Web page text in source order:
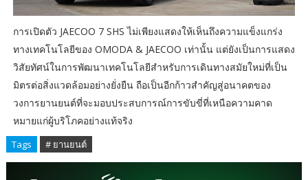
การเปิดตัว JAECOO 7 SHS ไม่เพียงแสดงให้เห็นถึงความแข็งแกร่ง
ทางเทคโนโลยีของ OMODA & JAECOO เท่านั้น แต่ยังเป็นการแสดง
วิสัยทัศน์ในการพัฒนาเทคโนโลยีสำหรับการเดินทางสมัยใหม่ที่เป็น
มิตรต่อสิ่งแวดล้อมอย่างยั่งยืน ถือเป็นอีกก้าวสำคัญสู่อนาคตของ
วงการยานยนต์ที่จะมอบประสบการณ์การขับขี่ที่เหนือความคาด
หมายแก่ผู้บริโภคอย่างแท้จริง
Tags # ยานยนต์